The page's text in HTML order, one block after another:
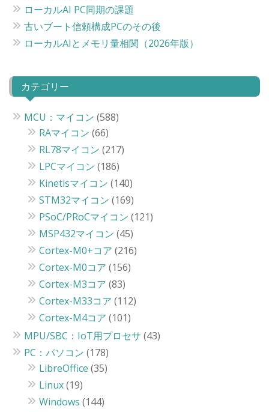
ローカルAI PC同期の課題
古いブート信頼構成PCのその後
ローカルAIとメモリ量相関（2026年版）
カテゴリー
MCU：マイコン (588)
RAマイコン (66)
RL78マイコン (217)
LPCマイコン (186)
Kinetisマイコン (140)
STM32マイコン (169)
PSoC/PRoCマイコン (121)
MSP432マイコン (45)
Cortex-M0+コア (216)
Cortex-M0コア (156)
Cortex-M3コア (83)
Cortex-M33コア (112)
Cortex-M4コア (101)
MPU/SBC：IoT用プロセサ (43)
PC：パソコン (178)
LibreOffice (35)
Linux(19)
Windows (144)